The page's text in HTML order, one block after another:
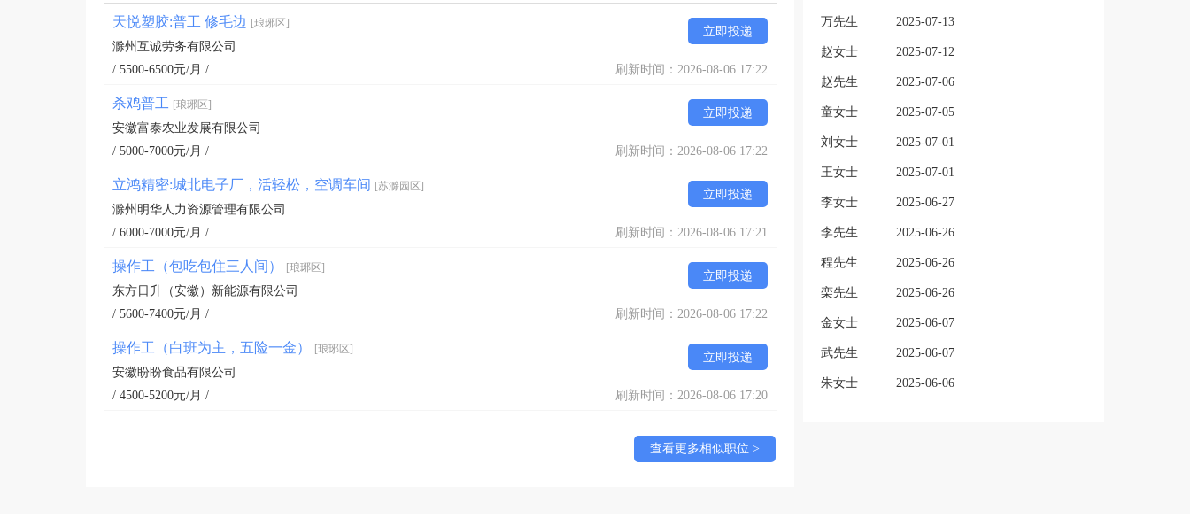
天悦塑胶:普工 修毛边 [琅琊区]
立即投递
滁州互诚劳务有限公司
/ 5500-6500元/月 /
刷新时间：2026-08-06 17:22
杀鸡普工 [琅琊区]
立即投递
安徽富泰农业发展有限公司
/ 5000-7000元/月 /
刷新时间：2026-08-06 17:22
立鸿精密:城北电子厂，活轻松，空调车间 [苏滁园区]
立即投递
滁州明华人力资源管理有限公司
/ 6000-7000元/月 /
刷新时间：2026-08-06 17:21
操作工（包吃包住三人间） [琅琊区]
立即投递
东方日升（安徽）新能源有限公司
/ 5600-7400元/月 /
刷新时间：2026-08-06 17:22
操作工（白班为主，五险一金） [琅琊区]
立即投递
安徽盼盼食品有限公司
/ 4500-5200元/月 /
刷新时间：2026-08-06 17:20
查看更多相似职位 >
万先生 2025-07-13
赵女士 2025-07-12
赵先生 2025-07-06
童女士 2025-07-05
刘女士 2025-07-01
王女士 2025-07-01
李女士 2025-06-27
李先生 2025-06-26
程先生 2025-06-26
栾先生 2025-06-26
金女士 2025-06-07
武先生 2025-06-07
朱女士 2025-06-06